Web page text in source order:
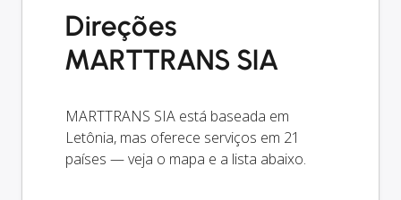
Direções
MARTTRANS SIA
MARTTRANS SIA está baseada em
Letônia, mas oferece serviços em 21
países — veja o mapa e a lista abaixo.